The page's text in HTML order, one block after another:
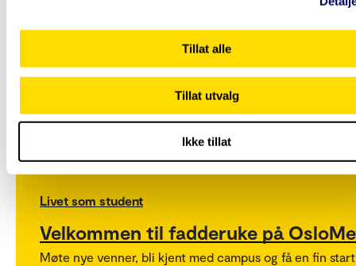
Tillat alle
Tillat utvalg
Ikke tillat
Livet som student
Velkommen til fadderuke på
Møte nye venner, bli kjent med campus og få en fin